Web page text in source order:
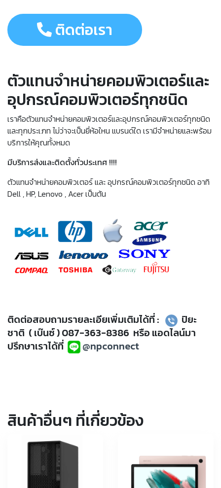
ติดต่อเรา
ตัวแทนจำหน่ายคอมพิวเตอร์และ
อุปกรณ์คอมพิวเตอร์ทุกชนิด
เราคือตัวแทนจำหน่ายคอมพิวเตอร์และอุปกรณ์คอมพิวเตอร์ทุกชนิด
และทุกประเภท ไม่ว่าจะเป็นยี่ห้อใหน แบรนด์ใด เรามีจำหน่ายและพร้อม
บริการให้คุณทั้งหมด
มีบริการส่งและติดตั้งทั่วประเทศ !!!!
ตัวแทนจำหน่ายคอมพิวเตอร์ และ อุปกรณ์คอมพิวเตอร์ทุกชนิด อาทิ
Dell , HP, Lenovo , Acer เป็นต้น
ติดต่อสอบถามรายละเอียเพิ่มเติมได้ที่ :
ปิยะ
ชาติ ( เบ๊นซ์ ) 087-363-8386 หรือ แอดไลน์มา
ปรึกษาเราได้ที่
@npconnect
สินค้าอื่นๆ ที่เกี่ยวข้อง